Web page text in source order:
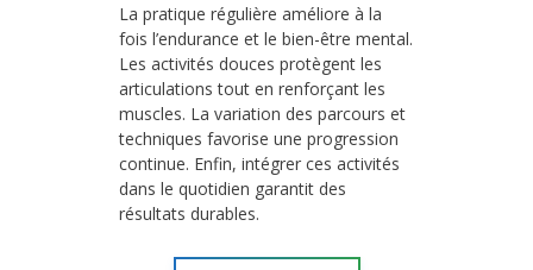
La pratique régulière améliore à la
fois l’endurance et le bien-être mental.
Les activités douces protègent les
articulations tout en renforçant les
muscles. La variation des parcours et
techniques favorise une progression
continue. Enfin, intégrer ces activités
dans le quotidien garantit des
résultats durables.